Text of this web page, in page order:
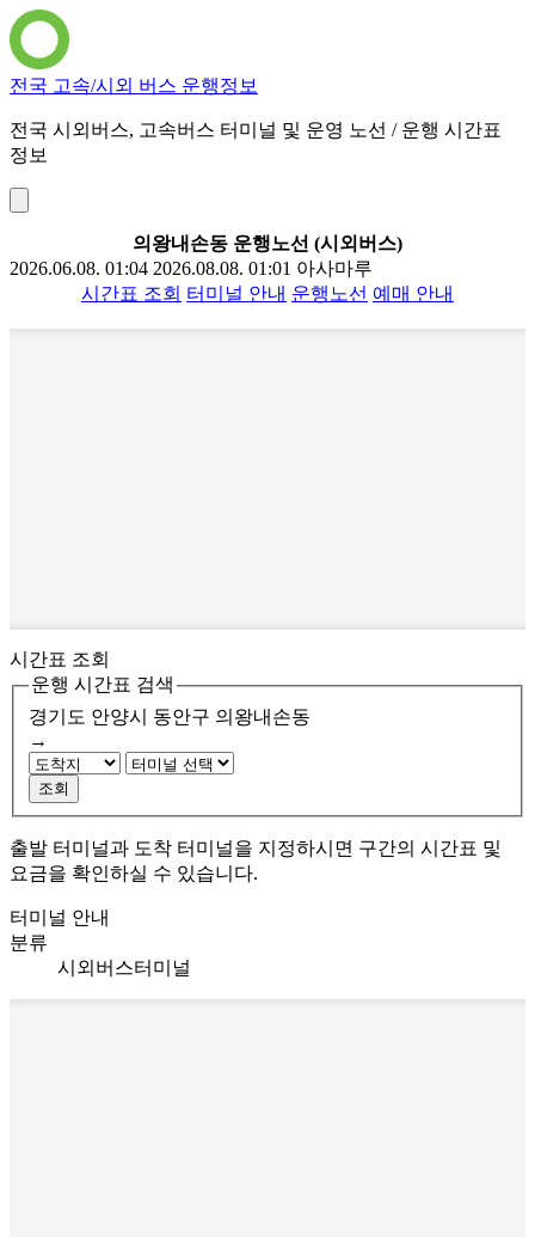
전국 고속/시외 버스 운행정보
전국 시외버스, 고속버스 터미널 및 운영 노선 / 운행 시간표
정보
의왕내손동 운행노선 (시외버스)
2026.06.08. 01:04 2026.08.08. 01:01 아사마루
시간표 조회 터미널 안내 운행노선 예매 안내
시간표 조회
운행 시간표 검색
경기도 안양시 동안구 의왕내손동
→
조회
출발 터미널과 도착 터미널을 지정하시면 구간의 시간표 및
요금을 확인하실 수 있습니다.
터미널 안내
분류
시외버스터미널